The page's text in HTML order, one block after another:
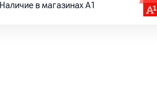
Наличие в магазинах А1